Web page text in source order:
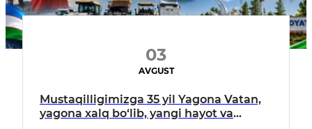
03
AVGUST
Mustaqilligimizga 35 yil Yagona Vatan,
yagona xalq bo‘lib, yangi hayot va